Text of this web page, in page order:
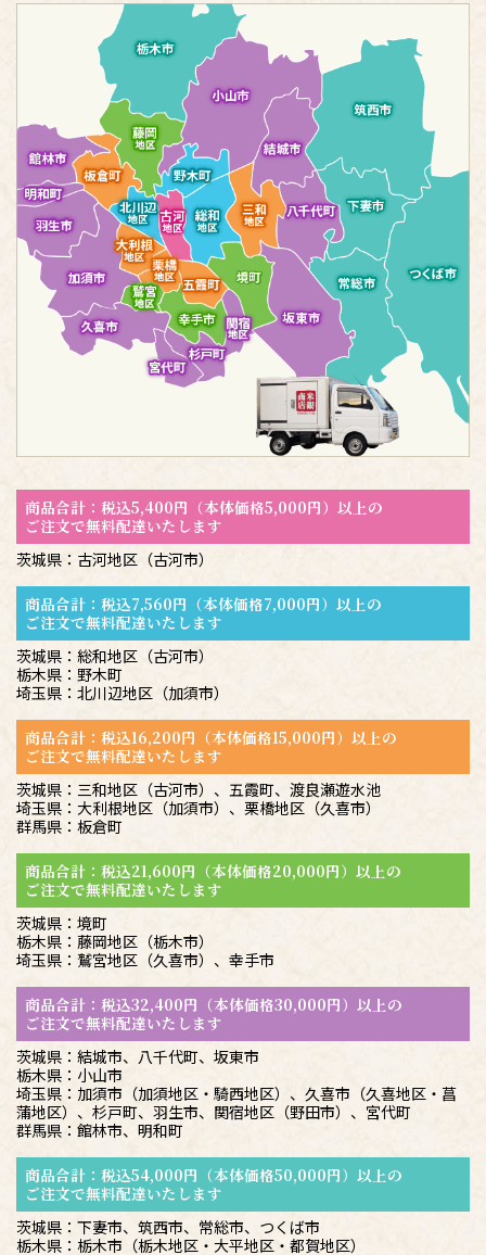
商品合計：税込5,400円（本体価格5,000円）以上の
ご注文で無料配達いたします
茨城県：古河地区（古河市）
商品合計：税込7,560円（本体価格7,000円）以上の
ご注文で無料配達いたします
茨城県：総和地区（古河市）
栃木県：野木町
埼玉県：北川辺地区（加須市）
商品合計：税込16,200円（本体価格15,000円）以上の
ご注文で無料配達いたします
茨城県：三和地区（古河市）、五霞町、渡良瀬遊水池
埼玉県：大利根地区（加須市）、栗橋地区（久喜市）
群馬県：板倉町
商品合計：税込21,600円（本体価格20,000円）以上の
ご注文で無料配達いたします
茨城県：境町
栃木県：藤岡地区（栃木市）
埼玉県：鷲宮地区（久喜市）、幸手市
商品合計：税込32,400円（本体価格30,000円）以上の
ご注文で無料配達いたします
茨城県：結城市、八千代町、坂東市
栃木県：小山市
埼玉県：加須市（加須地区・騎西地区）、久喜市（久喜地区・菖
蒲地区）、杉戸町、羽生市、関宿地区（野田市）、宮代町
群馬県：館林市、明和町
商品合計：税込54,000円（本体価格50,000円）以上の
ご注文で無料配達いたします
茨城県：下妻市、筑西市、常総市、つくば市
栃木県：栃木市（栃木地区・大平地区・都賀地区）